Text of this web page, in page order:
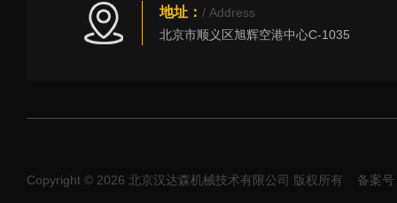
地址： / Address
北京市顺义区旭辉空港中心C-1035
Copyright © 2026 北京汉达森机械技术有限公司 版权所有 备案